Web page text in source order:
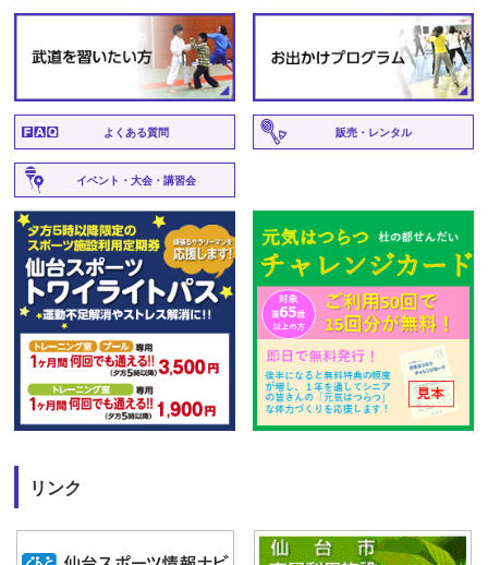
よくある質問 販売・レンタル
イベント・大会・講習会
リンク